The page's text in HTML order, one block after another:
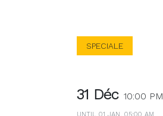
SPECIALE
31 Déc 10:00 PM
UNTIL 01 JAN, 05:00 AM